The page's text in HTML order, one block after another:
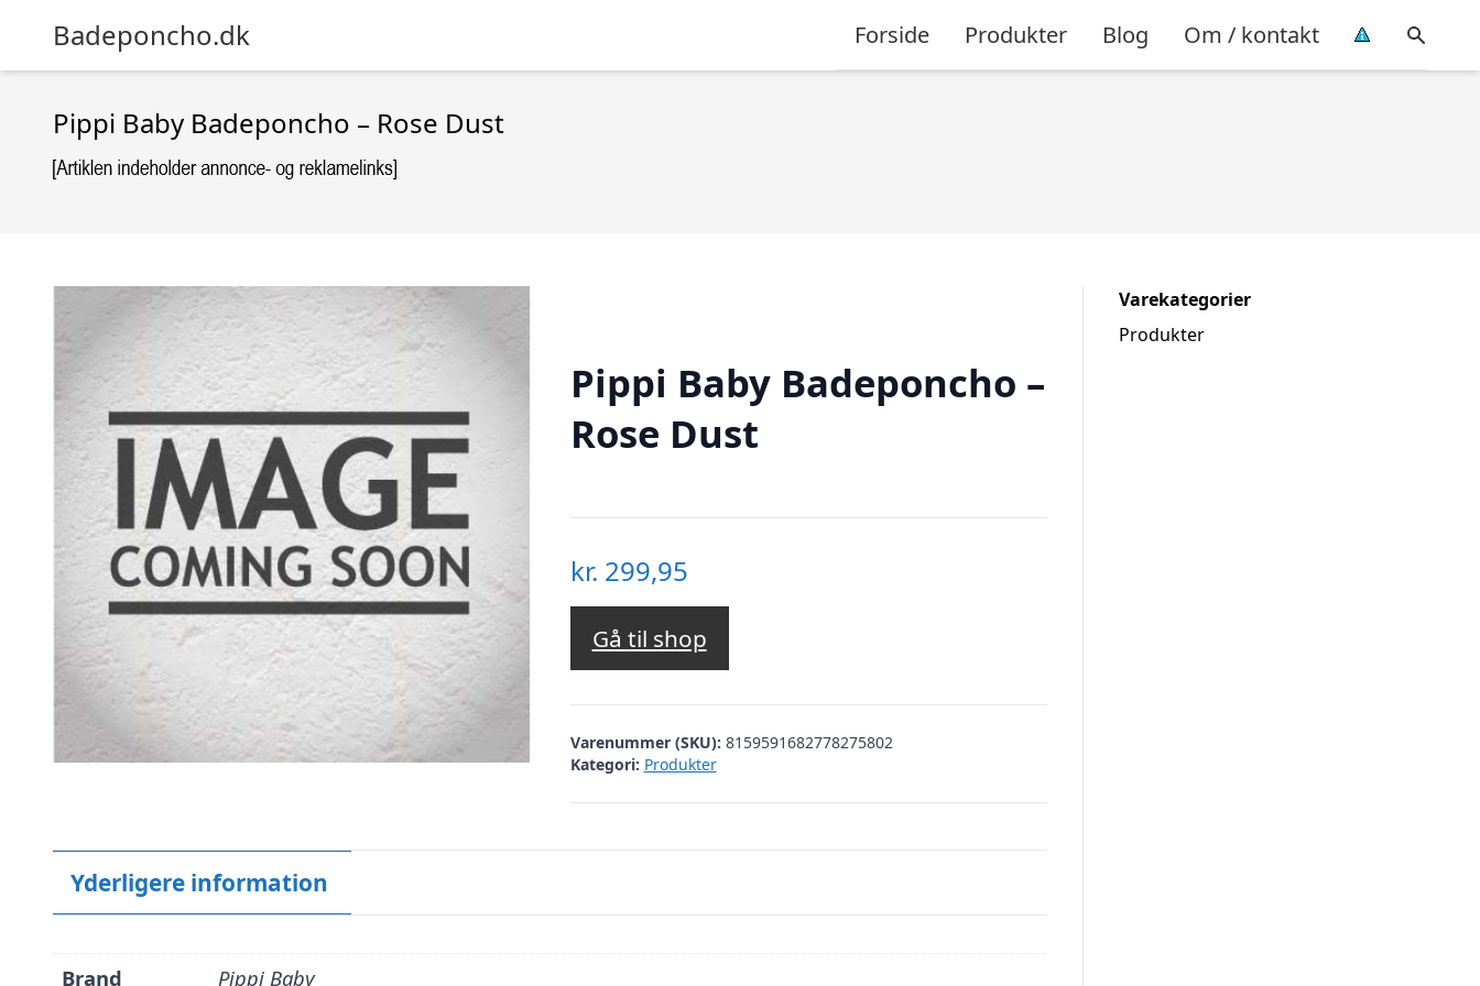
Badeponcho.dk Forside Produkter Blog Om / kontakt
Pippi Baby Badeponcho – Rose Dust
Pippi Baby Badeponcho –
Rose Dust
kr. 299,95
Gå til shop
Varenummer (SKU): 8159591682778275802
Kategori: Produkter
Yderligere information
Brand Pippi Baby
Varekategorier
Produkter